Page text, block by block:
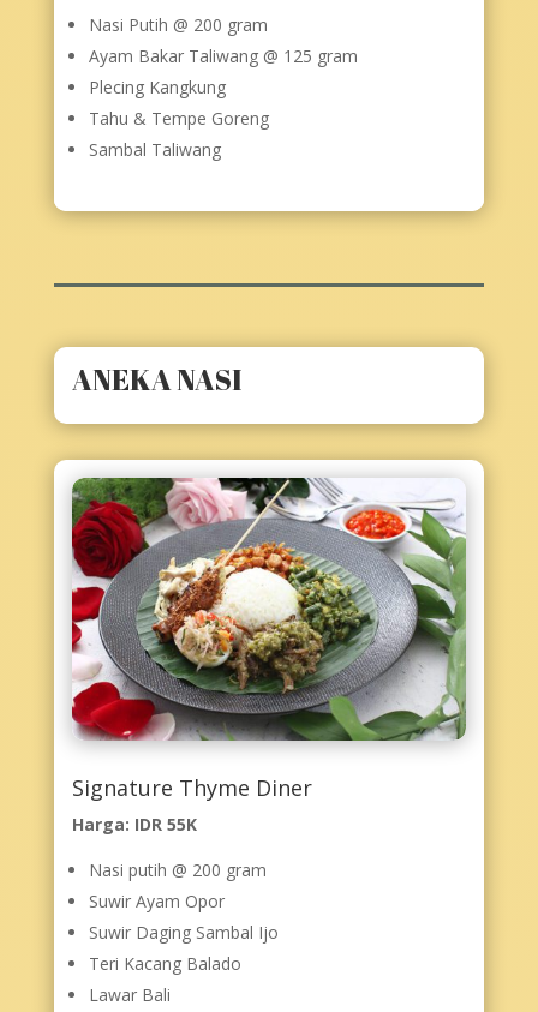
Nasi Putih @ 200 gram
Ayam Bakar Taliwang @ 125 gram
Plecing Kangkung
Tahu & Tempe Goreng
Sambal Taliwang
ANEKA NASI
Signature Thyme Diner
Harga: IDR 55K
Nasi putih @ 200 gram
Suwir Ayam Opor
Suwir Daging Sambal Ijo
Teri Kacang Balado
Lawar Bali